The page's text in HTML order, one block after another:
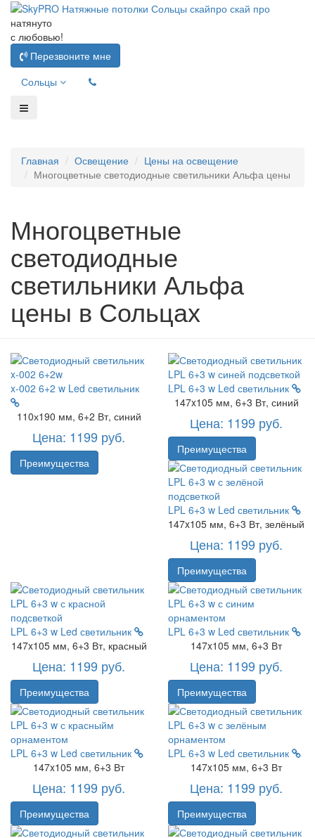
натянуто
с любовью!
Перезвоните мне
Сольцы
Главная Освещение
Цены на освещение
Многоцветные светодиодные светильники Альфа цены
Многоцветные
светодиодные
светильники Альфа
цены в Сольцах
x-002 6+2 w Led светильник
110х190 мм, 6+2 Вт, синий
Цена: 1199 руб.
Преимущества
LPL 6+3 w Led светильник
147x105 мм, 6+3 Вт, синий
Цена: 1199 руб.
Преимущества
LPL 6+3 w Led светильник
147x105 мм, 6+3 Вт, зелёный
Цена: 1199 руб.
Преимущества
LPL 6+3 w Led светильник
147x105 мм, 6+3 Вт, красный
Цена: 1199 руб.
Преимущества
LPL 6+3 w Led светильник
147x105 мм, 6+3 Вт
Цена: 1199 руб.
Преимущества
LPL 6+3 w Led светильник
147x105 мм, 6+3 Вт
Цена: 1199 руб.
Преимущества
LPL 6+3 w Led светильник
147x105 мм, 6+3 Вт
Цена: 1199 руб.
Преимущества